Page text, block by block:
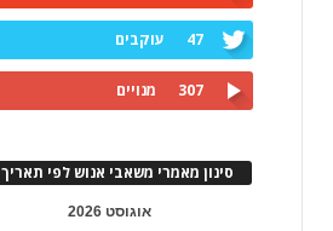
47 עוקבים
307 מנויים
סינון מאמרי משאבי אנוש לפי תאריך
אוגוסט 2026